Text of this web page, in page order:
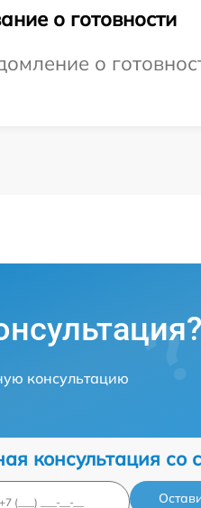
о готовности
о
консультацию
консультация со